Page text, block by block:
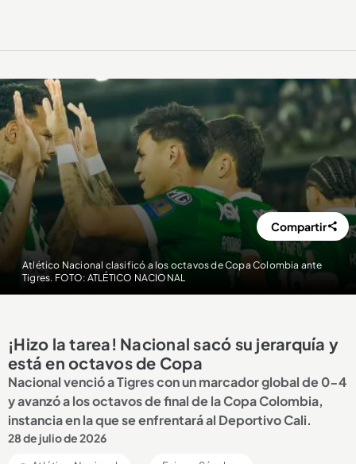
Atlético Nacional clasificó a los octavos de Copa Colombia ante
Tigres. FOTO: ATLÉTICO NACIONAL
Compartir
¡Hizo la tarea! Nacional sacó su jerarquía y
está en octavos de Copa
Nacional venció a Tigres con un marcador global de 0-4
y avanzó a los octavos de final de la Copa Colombia,
instancia en la que se enfrentará al Deportivo Cali.
28 de julio de 2026